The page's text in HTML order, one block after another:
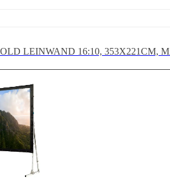
LEINWAND 16:10, 353X221CM,